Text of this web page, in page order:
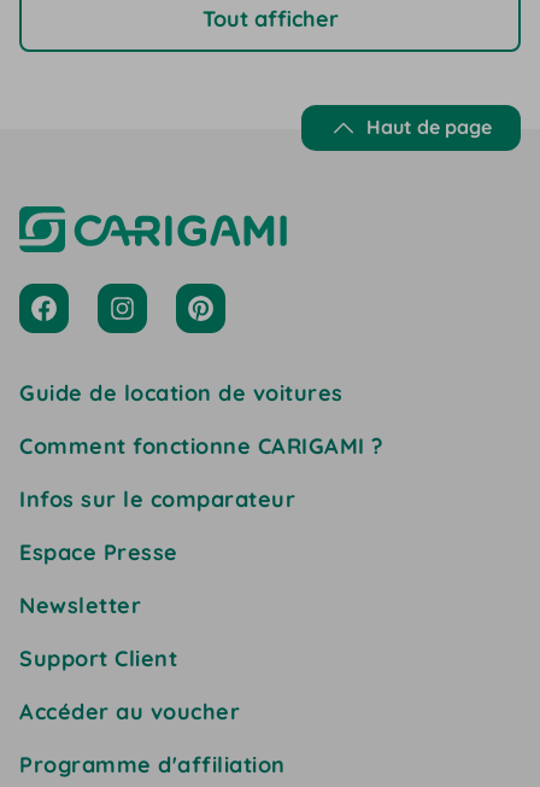
Tout afficher
Haut de page
Guide de location de voitures
Comment fonctionne CARIGAMI ?
Infos sur le comparateur
Espace Presse
Newsletter
Support Client
Accéder au voucher
Programme d'affiliation